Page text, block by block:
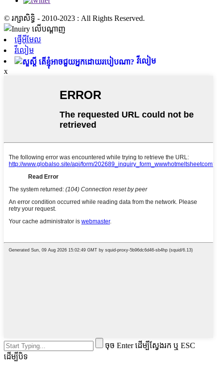
© រក្សាសិទ្ធិ - 2010-2023 : All Rights Reserved.
ផ្ញើអ៊ីមែល
វីលៀម
វីលៀម
x
ចុច Enter ដើម្បីស្វែងរក ឬ ESC
ដើម្បីបិទ